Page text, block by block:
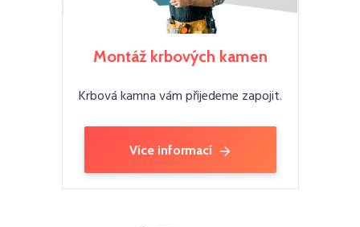
Montáž krbových kamen
Krbová kamna vám přijedeme zapojit.
Více informací